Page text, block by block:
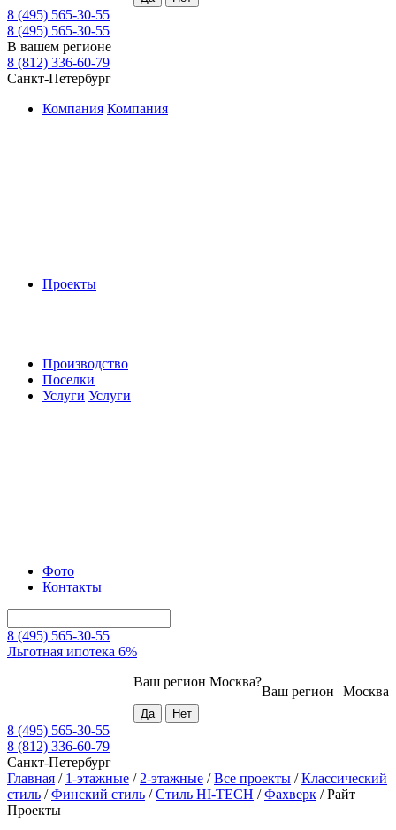
8 (495) 565-30-55
8 (495) 565-30-55
В вашем регионе
8 (812) 336-60-79
Санкт-Петербург
Компания Компания
Проекты
Производство
Поселки
Услуги Услуги
Фото
Контакты
8 (495) 565-30-55
Льготная ипотека 6%
Москва
Ваш регион
Ваш регион Москва?
8 (495) 565-30-55
8 (812) 336-60-79
Санкт-Петербург
Главная / 1-этажные / 2-этажные /Все проекты /Классический
стиль /Финский стиль /Стиль HI-TECH /Фахверк /Райт
Проекты